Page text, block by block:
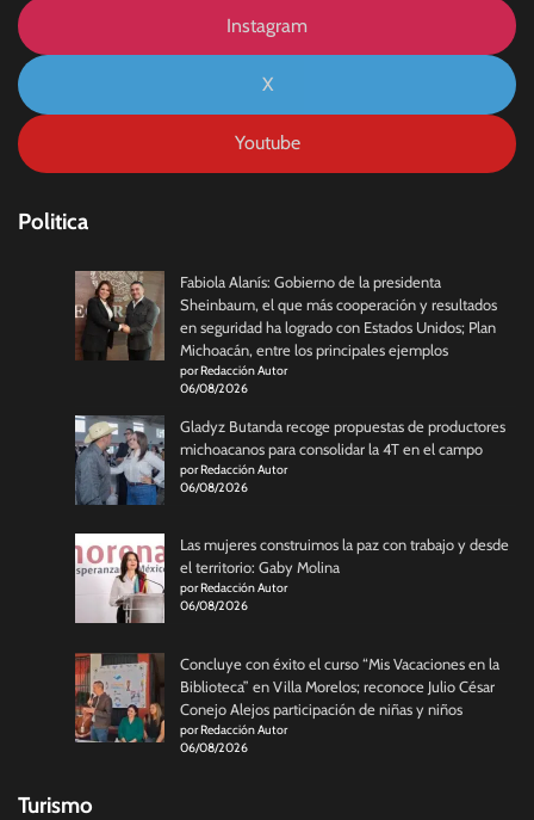
Instagram
X
Youtube
Politica
Fabiola Alanís: Gobierno de la presidenta
Sheinbaum, el que más cooperación y resultados
en seguridad ha logrado con Estados Unidos; Plan
Michoacán, entre los principales ejemplos
por Redacción Autor
06/08/2026
Gladyz Butanda recoge propuestas de productores
michoacanos para consolidar la 4T en el campo
por Redacción Autor
06/08/2026
Las mujeres construimos la paz con trabajo y desde
el territorio: Gaby Molina
por Redacción Autor
06/08/2026
Concluye con éxito el curso “Mis Vacaciones en la
Biblioteca” en Villa Morelos; reconoce Julio César
Conejo Alejos participación de niñas y niños
por Redacción Autor
06/08/2026
Turismo